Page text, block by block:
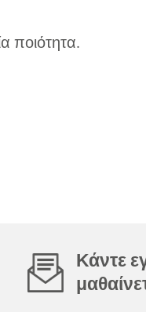
ποιότητα.
Κάντε